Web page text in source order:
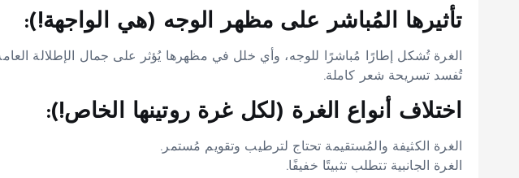
تأثيرها المُباشر على مظهر الوجه (هي الواجهة!):
الغرة تُشكل إطارًا مُباشرًا للوجه، وأي خلل في مظهرها يُؤثر على جمال الإطلالة
تُفسد تسريحة شعر كاملة.
اختلاف أنواع الغرة (لكل غرة روتينها الخاص!):
الغرة الكثيفة والمُستقيمة تحتاج لترطيب وتقويم مُستمر.
الغرة الجانبية تتطلب تثبيتًا خفيفًا.